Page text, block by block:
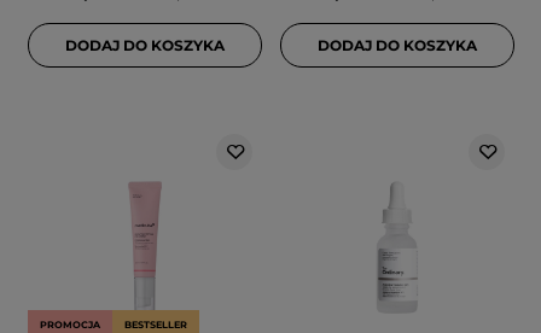
DODAJ DO KOSZYKA DODAJ DO KOSZYKA
PROMOCJA BESTSELLER